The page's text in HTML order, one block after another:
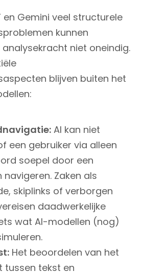
en Gemini veel structurele
kunnen
niet oneindig.
blijven buiten het
AI kan niet
een gebruiker via alleen
soepel door een
Zaken als
skiplinks of verborgen
daadwerkelijke
wat AI-modellen (nog)
Het beoordelen van het
tussen tekst en